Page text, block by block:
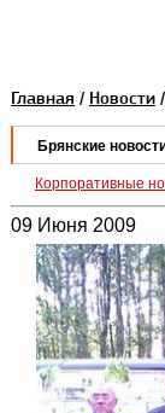
Главная / Новости/
Брянские
Корпоративные
09 Июня 2009